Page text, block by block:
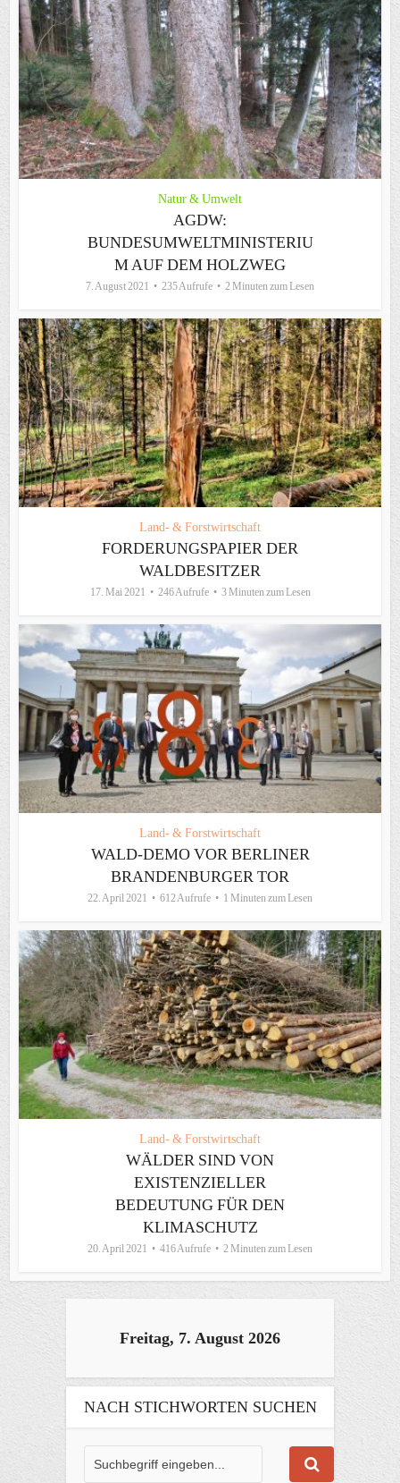
Natur & Umwelt
AGDW:
BUNDESUMWELTMINISTERIU
M AUF DEM HOLZWEG
7. August 2021 235 Aufrufe 2 Minuten zum Lesen
Land- & Forstwirtschaft
FORDERUNGSPAPIER DER
WALDBESITZER
17. Mai 2021 246 Aufrufe 3 Minuten zum Lesen
Land- & Forstwirtschaft
WALD-DEMO VOR BERLINER
BRANDENBURGER TOR
22. April 2021 612 Aufrufe 1 Minuten zum Lesen
Land- & Forstwirtschaft
WÄLDER SIND VON
EXISTENZIELLER
BEDEUTUNG FÜR DEN
KLIMASCHUTZ
20. April 2021 416 Aufrufe 2 Minuten zum Lesen
Freitag, 7. August 2026
NACH STICHWORTEN SUCHEN